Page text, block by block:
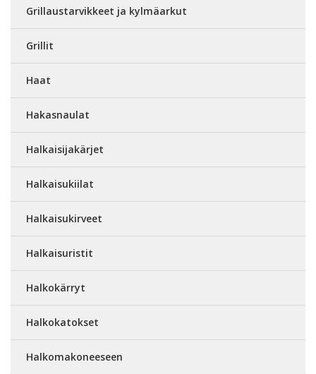
Grillaustarvikkeet ja kylmäarkut
Grillit
Haat
Hakasnaulat
Halkaisijakärjet
Halkaisukiilat
Halkaisukirveet
Halkaisuristit
Halkokärryt
Halkokatokset
Halkomakoneeseen